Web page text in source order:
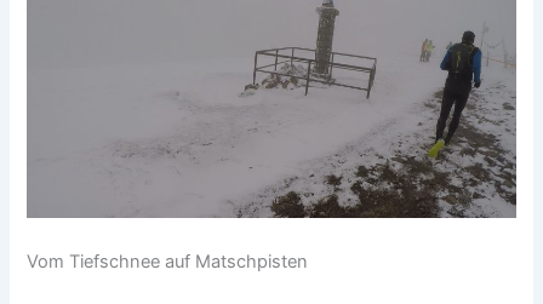
Vom Tiefschnee auf Matschpisten